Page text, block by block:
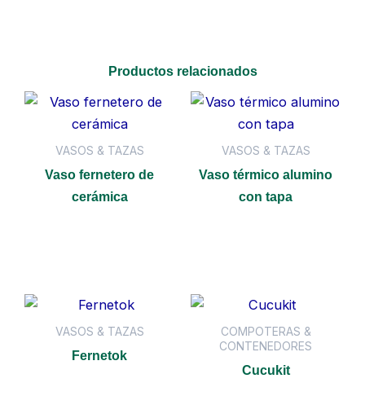
Productos relacionados
VASOS & TAZAS
Vaso fernetero de
cerámica
VASOS & TAZAS
Vaso térmico alumino
con tapa
VASOS & TAZAS
Fernetok
COMPOTERAS &
CONTENEDORES
Cucukit